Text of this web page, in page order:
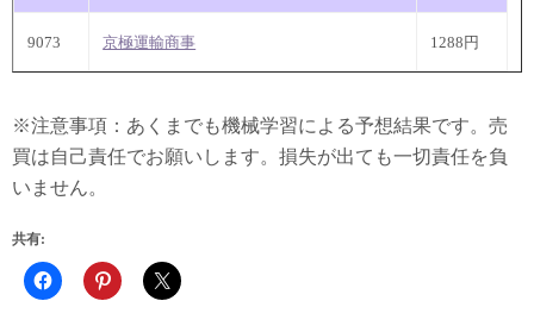
9073 京極運輸商事 1288円
※注意事項：あくまでも機械学習による予想結果です。売
買は自己責任でお願いします。損失が出ても一切責任を負
いません。
共有: